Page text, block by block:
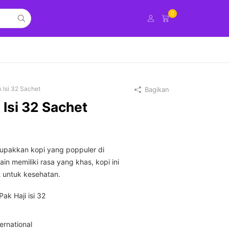
0
Isi 32 Sachet
Isi 32 Sachet
kopi yang poppuler di
memiliki rasa yang khas, kopi ini
kesehatan.
Haji isi 32
Bagikan